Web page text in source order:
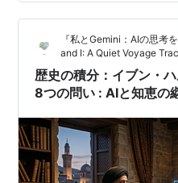
て、 「犯罪を肯定的に描
作品が犯罪を規範的に肯定
いう命題を検証する。言い
罪描写が存在することから
的に肯定していると推論す
『私とGemini：AIの思考
and I: A Quiet Voyage
歴史の積分：イブン・
8つの問い : AIと知恵の